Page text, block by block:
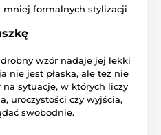
mniej formalnych stylizacji
wzór nadaje jej lekki
nie jest płaska, ale też nie
sytuacje, w których liczy
uroczystości czy wyjścia,
swobodnie.